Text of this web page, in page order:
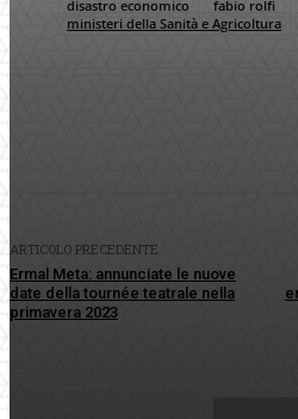
disastro economico
fabio rolfi
ministeri della Sanità e Agricoltura
ARTICOLO PRECEDENTE
Ermal Meta: annunciate le nuove
date della tournée teatrale nella
primavera 2023